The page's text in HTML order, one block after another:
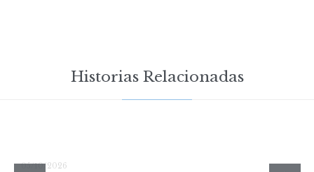
Historias Relacionadas
05/10/2026